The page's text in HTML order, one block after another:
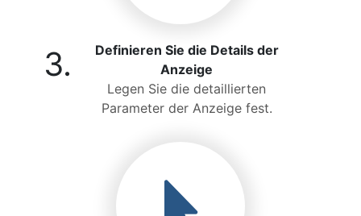
3.
Definieren Sie die Details der
Anzeige
Legen Sie die detaillierten
Parameter der Anzeige fest.